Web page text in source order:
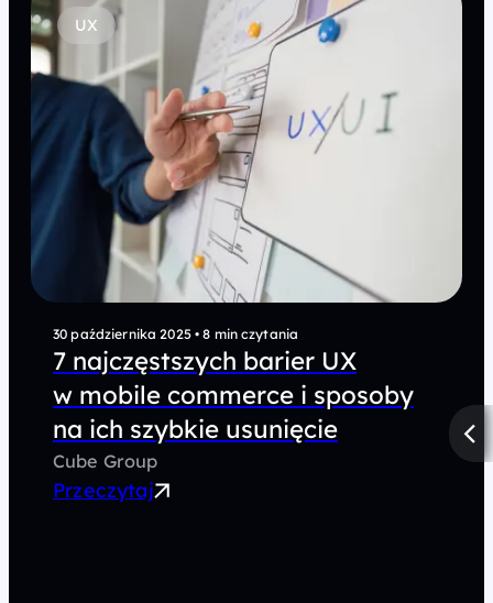
UX
30 października 2025 • 8 min czytania
7 najczęstszych barier UX
w mobile commerce i sposoby
na ich szybkie usunięcie
Cube Group
Przeczytaj